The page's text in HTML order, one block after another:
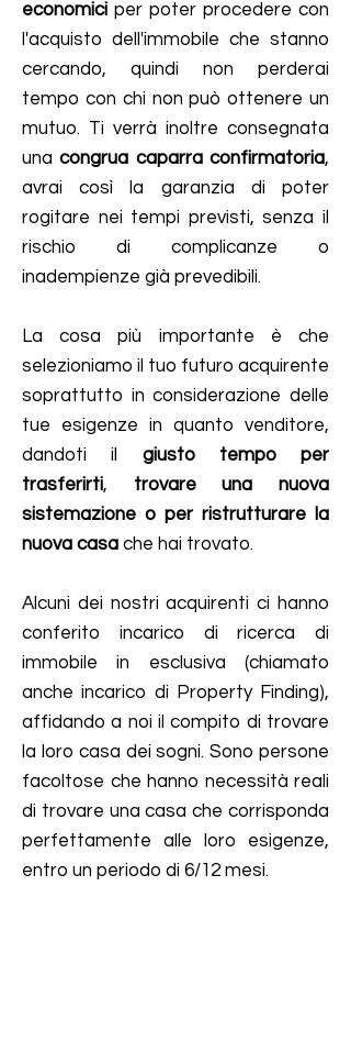
economici per poter procedere con
l'acquisto dell'immobile che stanno
cercando, quindi non perderai
tempo con chi non può ottenere un
mutuo. Ti verrà inoltre consegnata
unacongrua caparra confirmatoria,
avrai così la garanzia di poter
rogitare nei tempi previsti, senza il
rischio di complicanze o
inadempienze già prevedibili.
La cosa più importante è che
selezioniamo il tuo futuro acquirente
soprattutto in considerazione delle
tue esigenze in quanto venditore,
dandoti il
giusto tempo per
trasferirti, trovare una nuova
sistemazione o per ristrutturare la
nuova casa che hai trovato.
Alcuni dei nostri acquirenti ci hanno
conferito incarico di ricerca di
immobile in esclusiva (chiamato
anche incarico di Property Finding),
affidando a noi il compito di trovare
la loro casa dei sogni. ​ Sono persone
facoltose che hanno necessità reali
di trovare una casa che corrisponda
perfettamente alle loro esigenze,
entro un periodo di 6/12 mesi.